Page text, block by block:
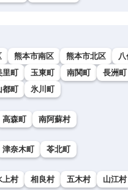
熊本市南区 熊本市北区 八
里町 玉東町 南関町 長洲町
都町 氷川町
高森町 南阿蘇村
津奈木町 苓北町
上村 相良村 五木村 山江村